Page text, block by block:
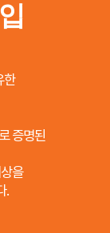
한
증명된
을
.